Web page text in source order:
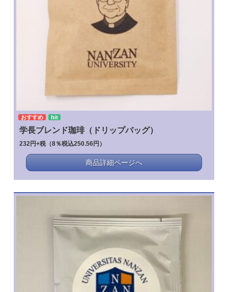
おすすめ hit
学長ブレンド珈琲（ドリップバッグ）
232円+税（8％税込250.56円）
商品詳細ページへ